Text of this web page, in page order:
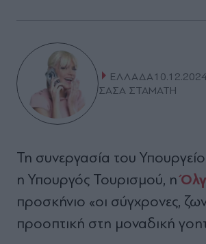
ΕΛΛΑΔΑ
ΣΑΣΑ ΣΤΑΜΑΤΗ
Τη συνεργασία του
η Υπουργός Τουρισμού, η
προσκήνιο «οι σύγχρονες,
προοπτική στη μοναδική